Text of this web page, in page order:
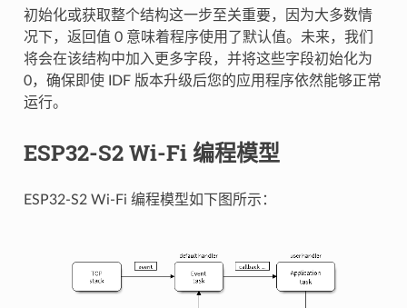
初始化或获取整个结构这一步至关重要，因为大多数情
况下，返回值 0 意味着程序使用了默认值。未来，我们
将会在该结构中加入更多字段，并将这些字段初始化为
0，确保即使 IDF 版本升级后您的应用程序依然能够正常
运行。
ESP32-S2 Wi-Fi 编程模型
ESP32-S2 Wi-Fi 编程模型如下图所示：